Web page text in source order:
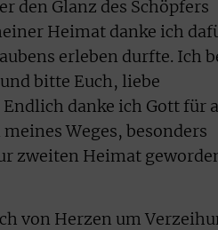
den Glanz des Schöpfers
Heimat danke ich
erleben durfte. Ich
bitte Euch, liebe
danke ich Gott für
Weges, besonders
zweiten Heimat
von Herzen um